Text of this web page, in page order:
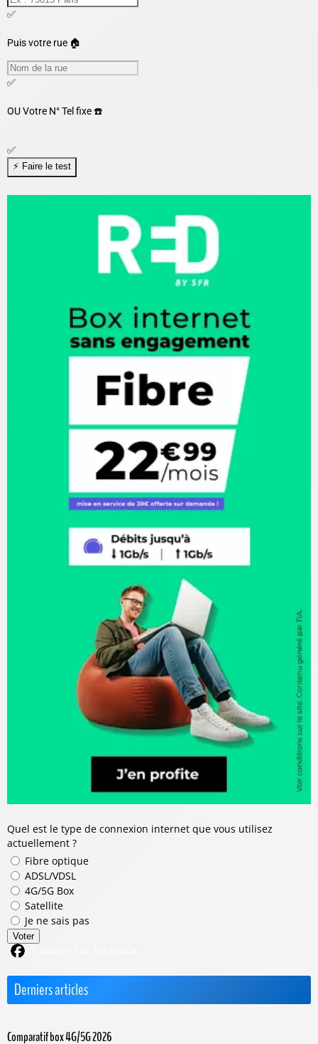
✅
Puis votre rue 🏠
✅
OUVotre N° Tel fixe ☎️
✅
Quel est le type de connexion internet que vous utilisez
actuellement ?
Fibre optique
ADSL/VDSL
4G/5G Box
Satellite
Je ne sais pas
Voter
Derniers articles
Comparatif box 4G/5G 2026